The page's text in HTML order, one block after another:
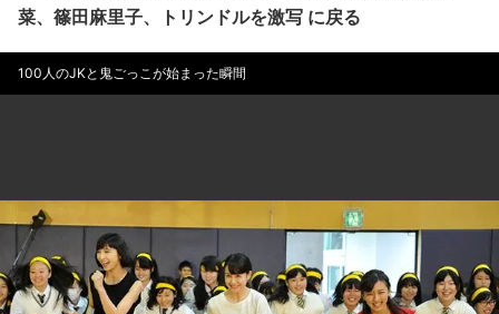
菜、篠田麻里子、トリンドルを激写 に戻る
100人のJKと鬼ごっこが始まった瞬間